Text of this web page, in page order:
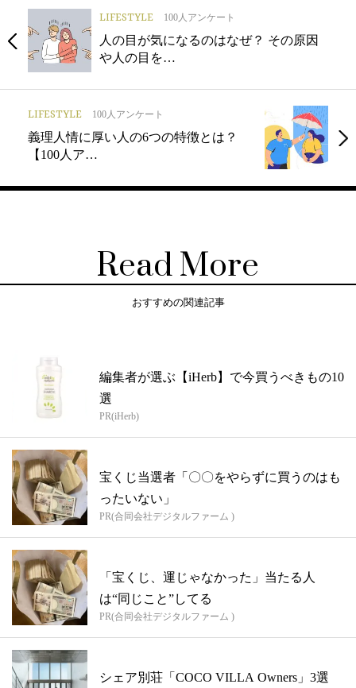
LIFESTYLE 100人アンケート
人の目が気になるのはなぜ？ その原因
や人の目を…
LIFESTYLE 100人アンケート
義理人情に厚い人の6つの特徴とは？
【100人ア…
Read More
おすすめの関連記事
編集者が選ぶ【iHerb】で今買うべきもの10
選
PR(iHerb)
宝くじ当選者「〇〇をやらずに買うのはも
ったいない」
PR(合同会社デジタルファーム )
「宝くじ、運じゃなかった」当たる人
は“同じこと”してる
PR(合同会社デジタルファーム )
シェア別荘「COCO VILLA Owners」3選